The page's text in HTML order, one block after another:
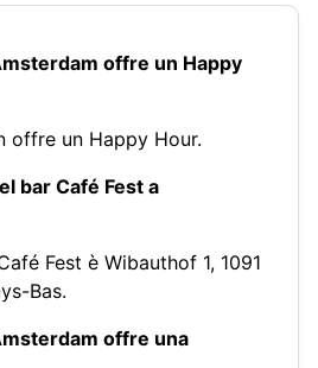
offre un Happy
offre un Happy Hour.
bar Café Fest a
Fest è Wibauthof 1, 1091
Bas.
offre una